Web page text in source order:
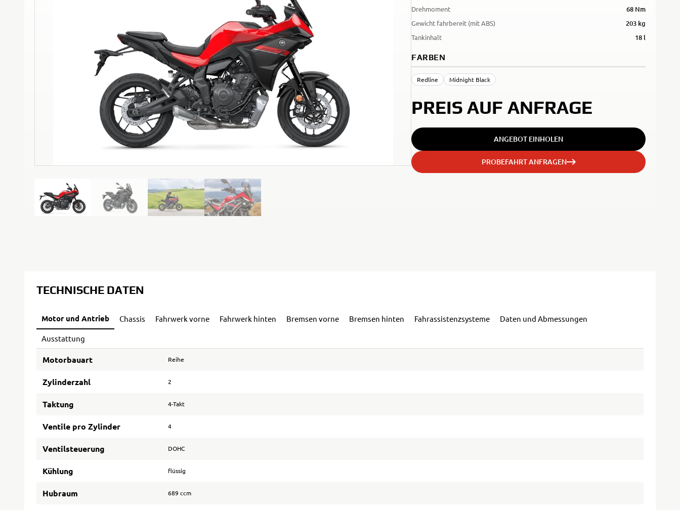
Drehmoment 68 Nm
Gewicht fahrbereit (mit ABS) 203 kg
Tankinhalt 18 l
FARBEN
Redline Midnight Black
PREIS AUF ANFRAGE
ANGEBOT EINHOLEN
PROBEFAHRT ANFRAGEN
TECHNISCHE DATEN
Motor und Antrieb Chassis Fahrwerk vorne Fahrwerk hinten Bremsen vorne Bremsen hinten Fahrassistenzsysteme Daten und Abmessungen
Ausstattung
Motorbauart Reihe
Zylinderzahl 2
Taktung 4-Takt
Ventile pro Zylinder 4
Ventilsteuerung DOHC
Kühlung flüssig
Hubraum 689 ccm